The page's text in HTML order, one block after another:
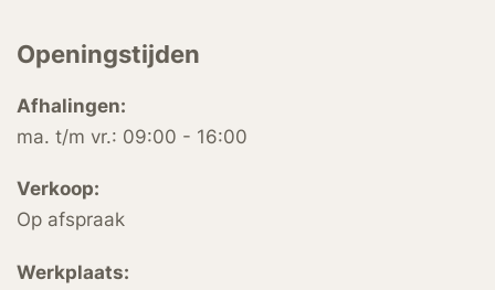
Openingstijden
Afhalingen:
ma. t/m vr.: 09:00 - 16:00
Verkoop:
Op afspraak
Werkplaats: